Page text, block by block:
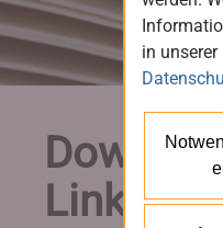
Links
in unserer